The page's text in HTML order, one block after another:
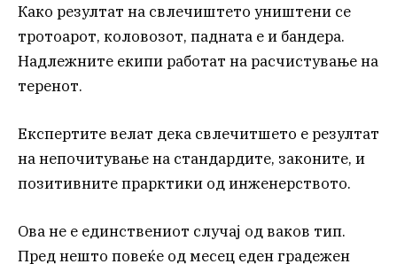
Како резултат на свлечиштето уништени се
тротоарот, коловозот, падната е и бандера.
Надлежните екипи работат на расчистување на
теренот.
Експертите велат дека свлечитшето е резултат
на непочитување на стандардите, законите, и
позитивните прарктики од инженерството.
Ова не е единствениот случај од ваков тип.
Пред нешто повеќе од месец еден градежен